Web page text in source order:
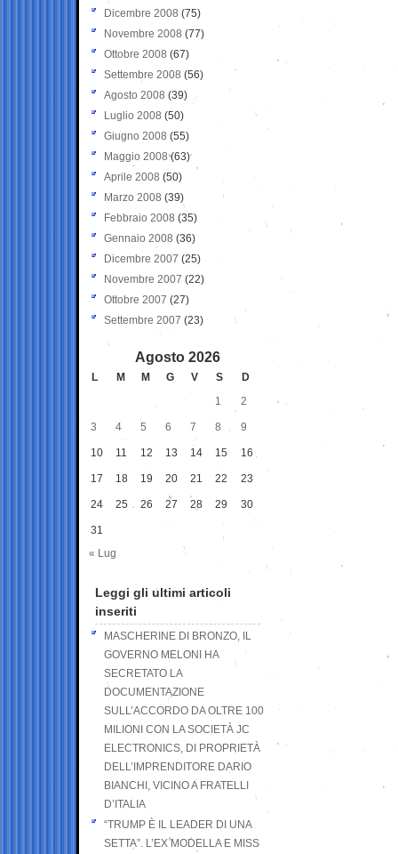
Dicembre 2008 (75)
Novembre 2008 (77)
Ottobre 2008 (67)
Settembre 2008 (56)
Agosto 2008 (39)
Luglio 2008 (50)
Giugno 2008 (55)
Maggio 2008(63)
Aprile 2008 (50)
Marzo 2008 (39)
Febbraio 2008 (35)
Gennaio 2008 (36)
Dicembre 2007 (25)
Novembre 2007 (22)
Ottobre 2007 (27)
Settembre 2007 (23)
Agosto 2026
L M M G V S
D
1
2
3 4 5 6 7 8 9
10 11 12 13 14 15 16
17 18 19 20 21 22 23
24 25 26 27 28 29 30
31
« Lug
Leggi gli ultimi articoli
inseriti
MASCHERINE DI BRONZO, IL
GOVERNO MELONI HA
SECRETATO LA
DOCUMENTAZIONE
SULL’ACCORDO DA OLTRE 100
MILIONI CON LA SOCIETÀ JC
ELECTRONICS, DI PROPRIETÀ
DELL’IMPRENDITORE DARIO
BIANCHI, VICINO A FRATELLI
D’ITALIA
“TRUMP È IL LEADER DI UNA
SETTA”. L’EX MODELLA E MISS